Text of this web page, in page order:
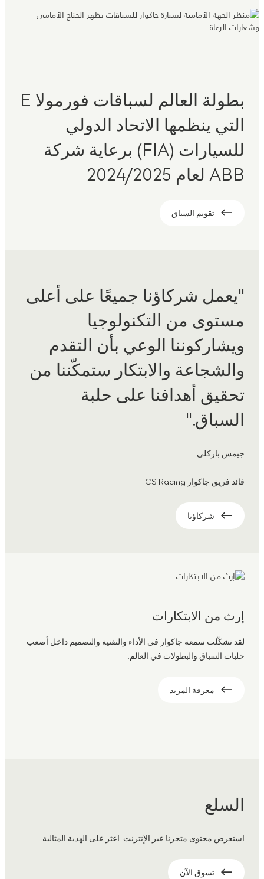
بطولة العالم لسباقات فورمولا E
التي ينظمها الاتحاد الدولي
للسيارات (FIA) برعاية شركة
ABB لعام 2024/2025
تقويم السباق
"يعمل شركاؤنا جميعًا على أعلى
مستوى من التكنولوجيا
ويشاركوننا الوعي بأن التقدم
والشجاعة والابتكار ستمكّننا من
تحقيق أهدافنا على حلبة
السباق."
جيمس باركلي
قائد فريق جاكوار TCS Racing
شركاؤنا
إرث من الابتكارات
لقد تشكّلت سمعة جاكوار في الأداء والتقنية والتصميم داخل أصعب
حلبات السباق والبطولات في العالم.
معرفة المزيد
السلع
استعرض محتوى متجرنا عبر الإنترنت. اعثر على الهدية المثالية.
تسوق الآن